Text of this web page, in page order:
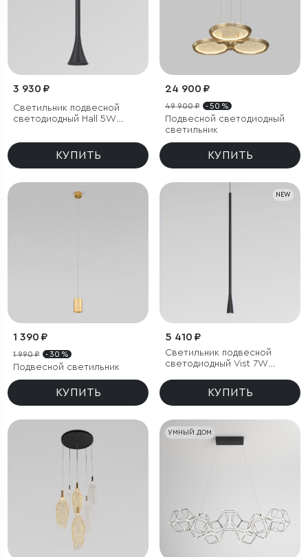
3 930 ₽
Светильник подвесной
светодиодный Hall 5W
КУПИТЬ
24 900 ₽
49 900 ₽ - 50 %
Подвесной светодиодный
светильник
КУПИТЬ
1 390 ₽
1 990 ₽ - 30 %
Подвесной светильник
КУПИТЬ
NEW
5 410 ₽
Светильник подвесной
светодиодный Vist 7W
КУПИТЬ
УМНЫЙ ДОМ